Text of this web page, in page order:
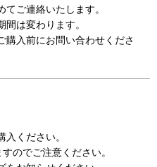
ご連絡いたします。
は変わります。
購入前にお問い合わせくださ
ください。
のでご注意ください。